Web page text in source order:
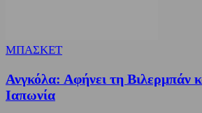
ΜΠΑΣΚΕΤ
Ανγκόλα: Αφήνει τη Βιλερμπάν
Ιαπωνία